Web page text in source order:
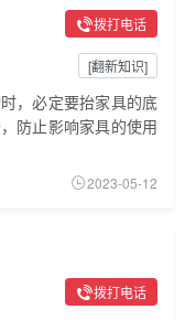
拨打电话
[翻新知识]
，必定要抬家具的底
防止影响家具的使用
2023-05-12
拨打电话